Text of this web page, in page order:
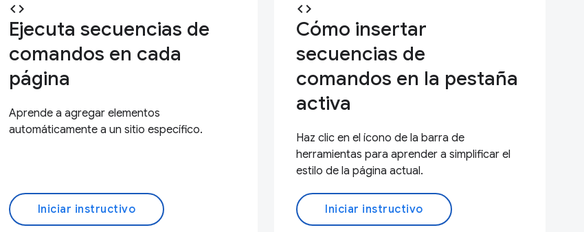
code
Ejecuta secuencias de
comandos en cada
página
Aprende a agregar elementos
automáticamente a un sitio específico.
Iniciar instructivo
code
Cómo insertar
secuencias de
comandos en la pestaña
activa
Haz clic en el ícono de la barra de
herramientas para aprender a simplificar el
estilo de la página actual.
Iniciar instructivo